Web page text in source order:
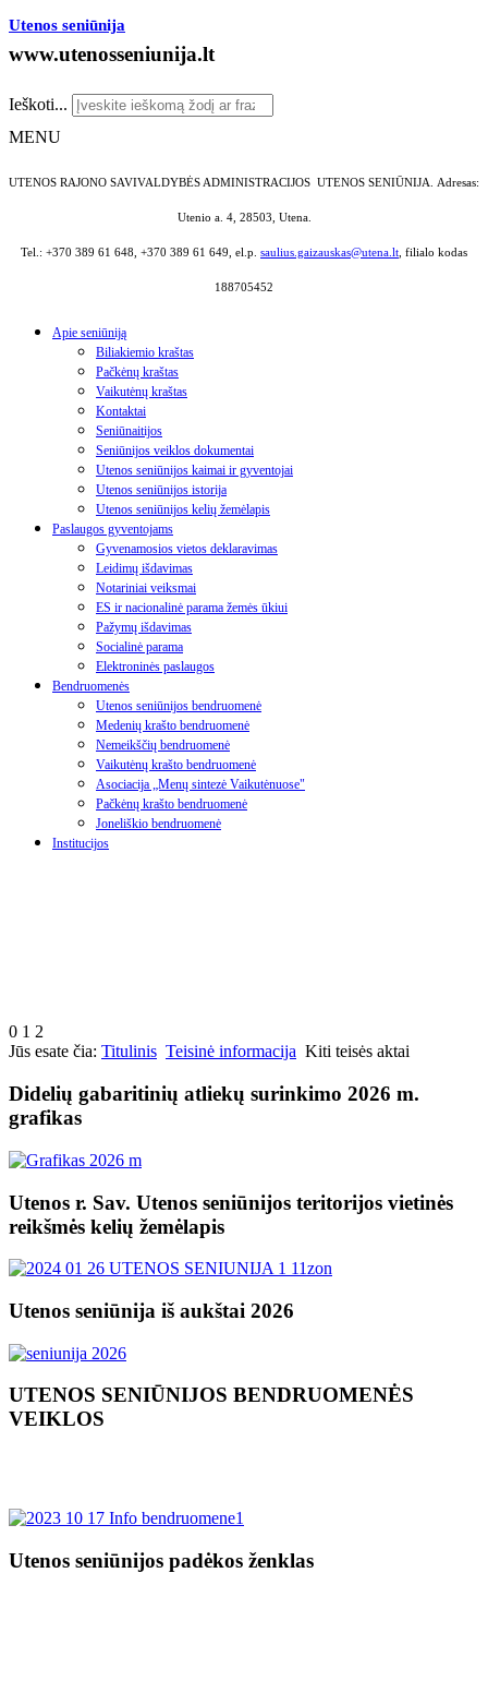
Utenos seniūnija
www.utenosseniunija.lt
Ieškoti...
MENU
UTENOS RAJONO SAVIVALDYBĖS ADMINISTRACIJOS UTENOS SENIŪNIJA. Adresas:
Utenio a. 4, 28503, Utena.
Tel.: +370 389 61 648, +370 389 61 649, el.p. saulius.gaizauskas@utena.lt, filialo kodas
188705452
Apie seniūniją
Biliakiemio kraštas
Pačkėnų kraštas
Vaikutėnų kraštas
Kontaktai
Seniūnaitijos
Seniūnijos veiklos dokumentai
Utenos seniūnijos kaimai ir gyventojai
Utenos seniūnijos istorija
Utenos seniūnijos kelių žemėlapis
Paslaugos gyventojams
Gyvenamosios vietos deklaravimas
Leidimų išdavimas
Notariniai veiksmai
ES ir nacionalinė parama žemės ūkiui
Pažymų išdavimas
Socialinė parama
Elektroninės paslaugos
Bendruomenės
Utenos seniūnijos bendruomenė
Medenių krašto bendruomenė
Nemeikščių bendruomenė
Vaikutėnų krašto bendruomenė
Asociacija „Menų sintezė Vaikutėnuose"
Pačkėnų krašto bendruomenė
Joneliškio bendruomenė
Institucijos
0 1 2
Jūs esate čia: Titulinis Teisinė informacija Kiti teisės aktai
Didelių gabaritinių atliekų surinkimo 2026 m.
grafikas
Utenos r. Sav. Utenos seniūnijos teritorijos vietinės
reikšmės kelių žemėlapis
Utenos seniūnija iš aukštai 2026
UTENOS SENIŪNIJOS BENDRUOMENĖS
VEIKLOS
Utenos seniūnijos padėkos ženklas